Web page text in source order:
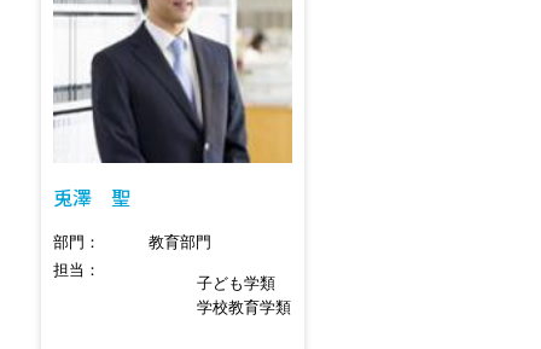
兎澤 聖
部門
教育部門
担当
子ども学類
学校教育学類